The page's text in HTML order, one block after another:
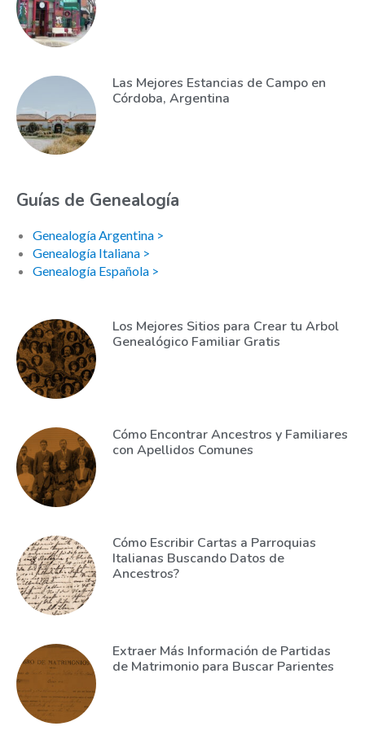
Las Mejores Estancias de Campo en
Córdoba, Argentina
Guías de Genealogía
Genealogía Argentina >
Genealogía Italiana >
Genealogía Española >
Los Mejores Sitios para Crear tu Arbol
Genealógico Familiar Gratis
Cómo Encontrar Ancestros y Familiares
con Apellidos Comunes
Cómo Escribir Cartas a Parroquias
Italianas Buscando Datos de
Ancestros?
Extraer Más Información de Partidas
de Matrimonio para Buscar Parientes